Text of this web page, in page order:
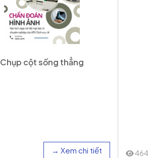
Chụp cột sống thẳng
→ Xem chi tiết 464